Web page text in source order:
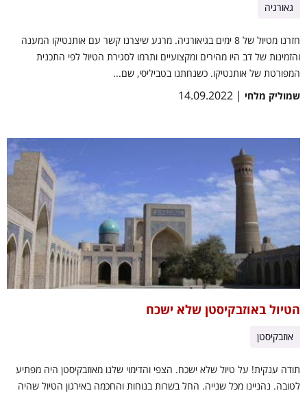
גאורגיה
חזרנו מטיול של 8 ימים בגיאורגיה. מרגע שיצרנו קשר עם אותנטיקו המענה
והזמינות של דב היו מהירים ומקצועיים ותרמו לסגירת הטיול לפי התכנית
המפורטת של אותנטיקו. כשנחתנו בטביליסי, שם...
שמוליק מלחי | 14.09.2022
הטיול באוזבקיסטן שלא ישכח
אוזבקיסטן
תודה ענקית! על טיול שלא ישכח. הצפי והדימוי שלנו מאוזבקיסטן היה מפתיע
לטובה. נהניינו מכל שנייה. החל בשרות בנוחות והחכמה באירגון הטיול שהיה